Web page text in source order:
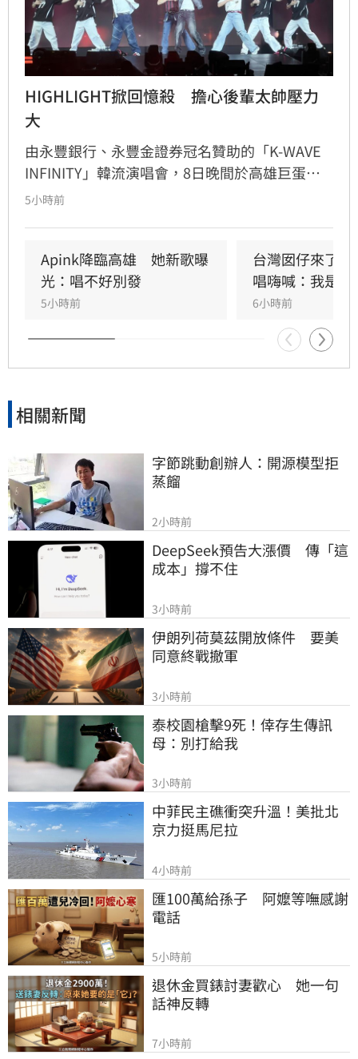
HIGHLIGHT掀回憶殺　擔心後輩太帥壓力
大
由永豐銀行、永豐金證券冠名贊助的「K-WAVE
INFINITY」韓流演唱會，8日晚間於高雄巨蛋熱
力開唱，集結NEWBEAT、FLARE U、CRAVITY、
熱情應援，尖叫與歡呼聲一路未停，最後由
HIGHLIGHT壓軸接管舞台，將現場氣氛推向最高
潮。
5小時前
Apink降臨高雄　她新歌曝
光：唱不好別發
5小時前
台灣囡仔來了
唱嗨喊：我是誰
6小時前
相關新聞
字節跳動創辦人：開源模型拒
蒸餾
2小時前
DeepSeek預告大漲價　傳「這
成本」撐不住
3小時前
伊朗列荷莫茲開放條件　要美
同意終戰撤軍
3小時前
泰校園槍擊9死！倖存生傳訊
母：別打給我
3小時前
中菲民主礁衝突升溫！美批北
京力挺馬尼拉
4小時前
匯100萬給孫子　阿嬤等嘸感謝
電話
5小時前
退休金買錶討妻歡心　她一句
話神反轉
7小時前